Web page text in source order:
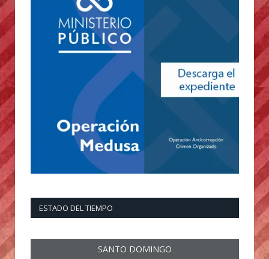
ESTADO DEL TIEMPO
SANTO DOMINGO